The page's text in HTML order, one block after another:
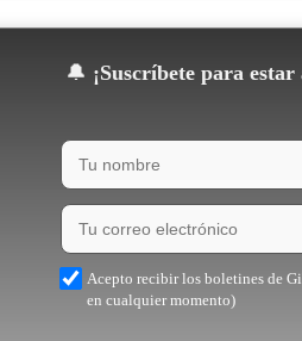
🔔 ¡Suscríbete para
Acepto recibir los boletines de
en cualquier momento)